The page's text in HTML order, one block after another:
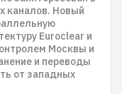
каналов. Новый
Euroclear и
Москвы и
и переводы
от западных